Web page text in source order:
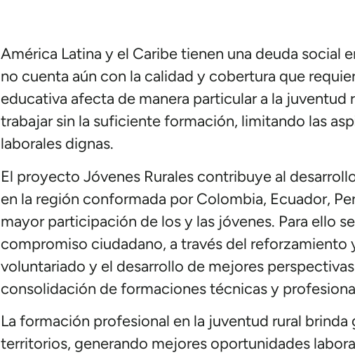
América Latina y el Caribe tienen una deuda social
no cuenta aún con la calidad y cobertura que
educativa afecta de manera particular a la juventud
trabajar sin la suficiente formación, limitando las
laborales dignas.
El proyecto Jóvenes Rurales contribuye al
en la región conformada por Colombia, Ecuador,
mayor participación de los y las jóvenes. Para ello
compromiso ciudadano, a través del reforzamiento
voluntariado y el desarrollo de mejores
consolidación de formaciones técnicas y
La formación profesional en la juventud rural brinda
territorios, generando mejores oportunidades